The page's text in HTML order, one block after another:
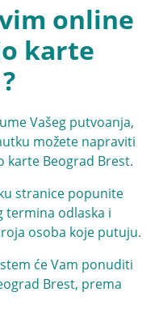
online
karte
Vašeg putvoanja,
možete napraviti
karte Beograd Brest.
stranice popunite
termina odlaska i
osoba koje putuju.
će Vam ponuditi
Brest, prema